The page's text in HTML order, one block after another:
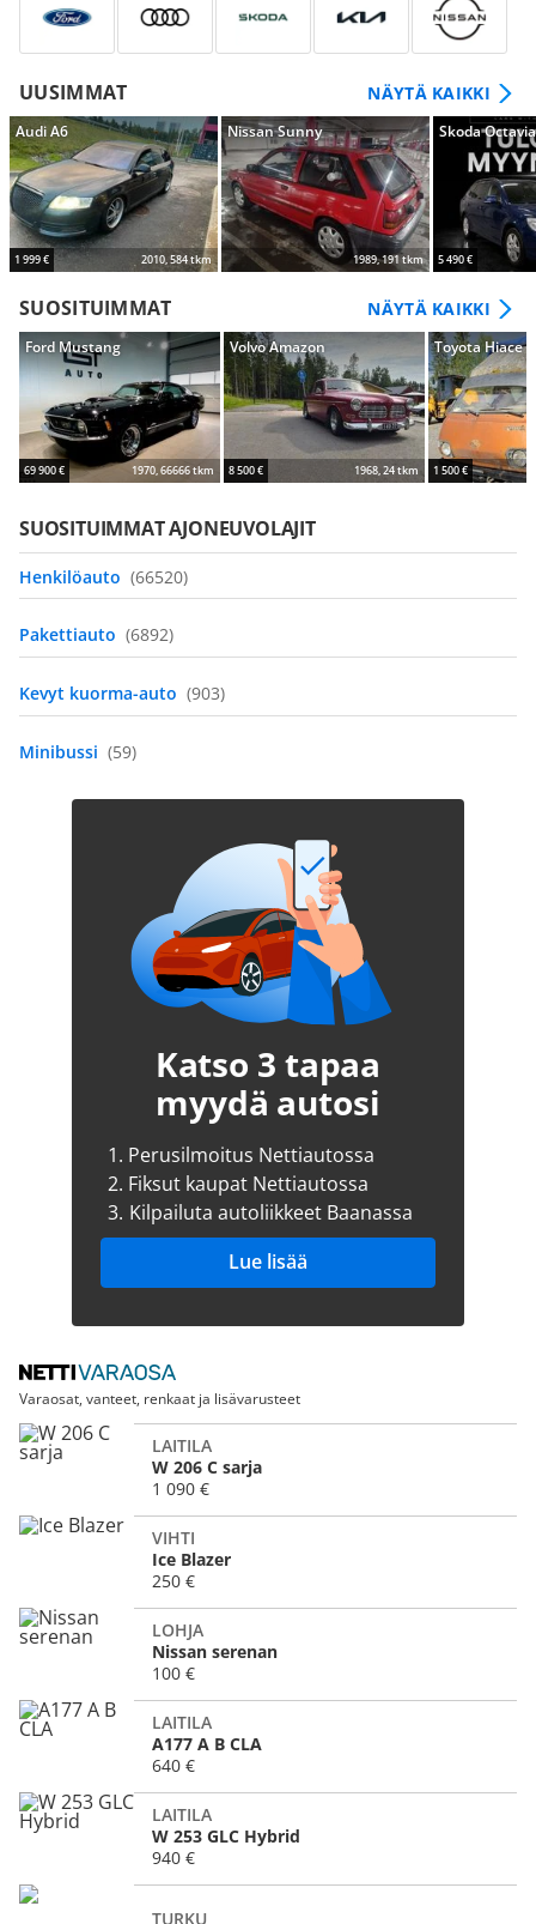
UUSIMMAT NÄYTÄ KAIKKI
Audi A6
1 999 € 2010, 584 tkm
Nissan Sunny
1989, 191 tkm
Skoda Octavia
5 490 €
SUOSITUIMMAT NÄYTÄ KAIKKI
Ford Mustang
69 900 € 1970, 66666 tkm
Volvo Amazon
8 500 € 1968, 24 tkm
Toyota Hiace
1 500 €
SUOSITUIMMAT AJONEUVOLAJIT
(66520)
(6892)
(903)
(59)
Katso 3 tapaa
myydä autosi
1. Perusilmoitus Nettiautossa
2. Fiksut kaupat Nettiautossa
3. Kilpailuta autoliikkeet Baanassa
Lue lisää
Varaosat, vanteet, renkaat ja lisävarusteet
LAITILA
W 206 C sarja
1 090 €
VIHTI
Ice Blazer
250 €
LOHJA
Nissan serenan
100 €
LAITILA
A177 A B CLA
640 €
LAITILA
W 253 GLC Hybrid
940 €
TURKU